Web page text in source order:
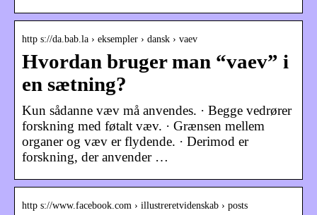
http s://da.bab.la › eksempler › dansk › vaev
Hvordan bruger man “vaev” i
en sætning?
Kun sådanne væv må anvendes. · Begge vedrører
forskning med føtalt væv. · Grænsen mellem
organer og væv er flydende. · Derimod er
forskning, der anvender …
http s://www.facebook.com › illustreretvidenskab › posts